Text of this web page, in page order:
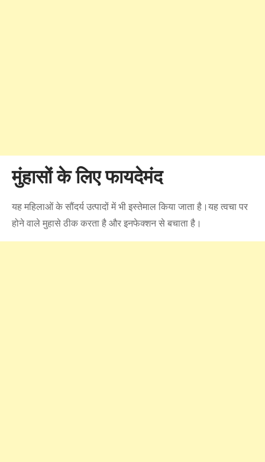
मुंहासों के लिए फायदेमंद
यह महिलाओं के सौंदर्य उत्पादों में भी इस्तेमाल किया जाता है।यह त्वचा पर
होने वाले मुहासे ठीक करता है और इनफेक्शन से बचाता है।